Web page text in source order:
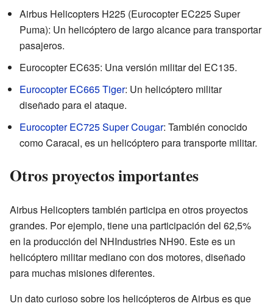
Airbus Helicopters H225 (Eurocopter EC225 Super
Puma): Un helicóptero de largo alcance para transportar
pasajeros.
Eurocopter EC635: Una versión militar del EC135.
Eurocopter EC665 Tiger: Un helicóptero militar
diseñado para el ataque.
Eurocopter EC725 Super Cougar: También conocido
como Caracal, es un helicóptero para transporte militar.
Otros proyectos importantes
Airbus Helicopters también participa en otros proyectos
grandes. Por ejemplo, tiene una participación del 62,5%
en la producción del NHIndustries NH90. Este es un
helicóptero militar mediano con dos motores, diseñado
para muchas misiones diferentes.
Un dato curioso sobre los helicópteros de Airbus es que